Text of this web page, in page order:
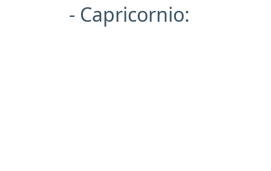
- Capricornio: